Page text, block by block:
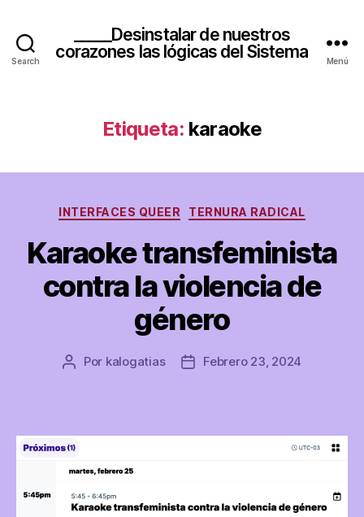
Search
_____Desinstalar de nuestros
corazones las lógicas del Sistema
Menú
Etiqueta: karaoke
Categorías
INTERFACES QUEER TERNURA RADICAL
Karaoke transfeminista
contra la violencia de
género
Autor
Por kalogatias
FechaFebrero 23, 2024